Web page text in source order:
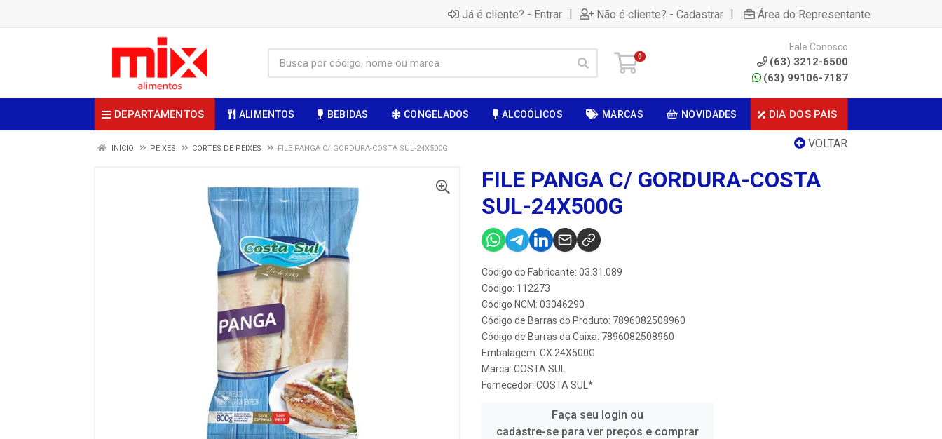
Já é cliente? - Entrar | Não é cliente? - Cadastrar | Área do Representante
0
Fale Conosco
(63) 3212-6500
(63) 99106-7187
DEPARTAMENTOS ALIMENTOS BEBIDAS CONGELADOS ALCOÓLICOS MARCAS NOVIDADES DIA DOS PAIS
VOLTAR
INÍCIO PEIXES CORTES DE PEIXES FILE PANGA C/ GORDURA-COSTA SUL-24X500G
FILE PANGA C/ GORDURA-COSTA
SUL-24X500G
Código do Fabricante: 03.31.089
Código: 112273
Código NCM: 03046290
Código de Barras do Produto: 7896082508960
Código de Barras da Caixa: 7896082508960
Embalagem: CX.24X500G
Marca: COSTA SUL
Fornecedor: COSTA SUL*
Faça seu login ou
cadastre-se para ver preços e comprar